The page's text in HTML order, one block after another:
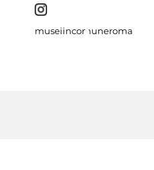
museiincomuneroma